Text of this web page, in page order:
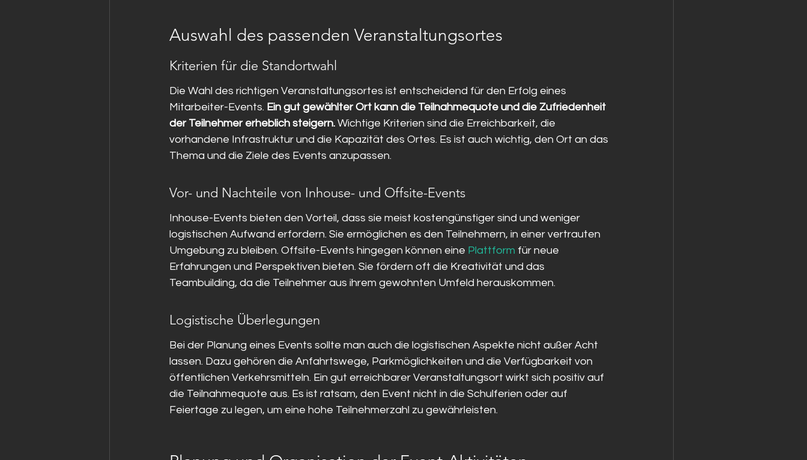
Auswahl des passenden Veranstaltungsortes
Kriterien für die Standortwahl
Die Wahl des richtigen Veranstaltungsortes ist entscheidend für den Erfolg eines
Mitarbeiter-Events. Ein gut gewählter Ort kann die Teilnahmequote und die Zufriedenheit
der Teilnehmer erheblich steigern. Wichtige Kriterien sind die Erreichbarkeit, die
vorhandene Infrastruktur und die Kapazität des Ortes. Es ist auch wichtig, den Ort an das
Thema und die Ziele des Events anzupassen.
Vor- und Nachteile von Inhouse- und Offsite-Events
Inhouse-Events bieten den Vorteil, dass sie meist kostengünstiger sind und weniger
logistischen Aufwand erfordern. Sie ermöglichen es den Teilnehmern, in einer vertrauten
Umgebung zu bleiben. Offsite-Events hingegen können eine Plattform für neue
Erfahrungen und Perspektiven bieten. Sie fördern oft die Kreativität und das
Teambuilding, da die Teilnehmer aus ihrem gewohnten Umfeld herauskommen.
Logistische Überlegungen
Bei der Planung eines Events sollte man auch die logistischen Aspekte nicht außer Acht
lassen. Dazu gehören die Anfahrtswege, Parkmöglichkeiten und die Verfügbarkeit von
öffentlichen Verkehrsmitteln. Ein gut erreichbarer Veranstaltungsort wirkt sich positiv auf
die Teilnahmequote aus. Es ist ratsam, den Event nicht in die Schulferien oder auf
Feiertage zu legen, um eine hohe Teilnehmerzahl zu gewährleisten.